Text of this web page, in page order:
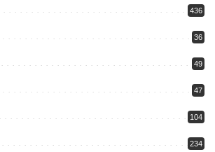
436
36
49
47
104
234